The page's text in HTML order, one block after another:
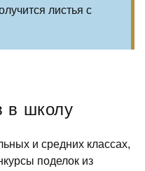
листья с
в школу
и средних классах,
поделок из